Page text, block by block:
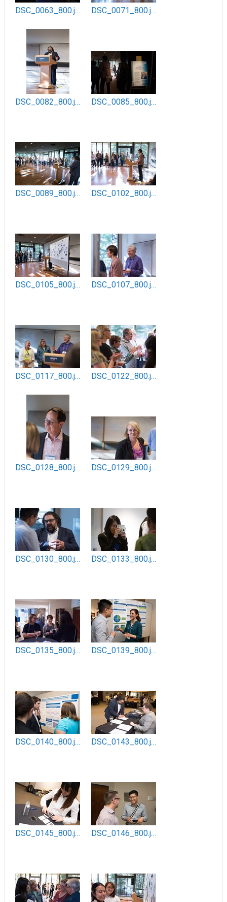
DSC_0063_800.jpg DSC_0071_800.jpg
DSC_0082_800.jpg DSC_0085_800.jpg
DSC_0089_800.jpg DSC_0102_800.jpg
DSC_0105_800.jpg DSC_0107_800.jpg
DSC_0117_800.jpg DSC_0122_800.jpg
DSC_0128_800.jpg DSC_0129_800.jpg
DSC_0130_800.jpg DSC_0133_800.jpg
DSC_0135_800.jpg DSC_0139_800.jpg
DSC_0140_800.jpg DSC_0143_800.jpg
DSC_0145_800.jpg DSC_0146_800.jpg